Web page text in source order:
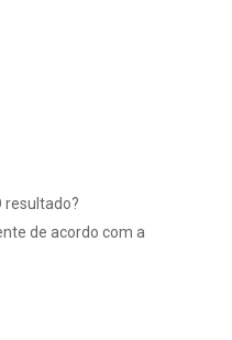
resultado?
de acordo com a